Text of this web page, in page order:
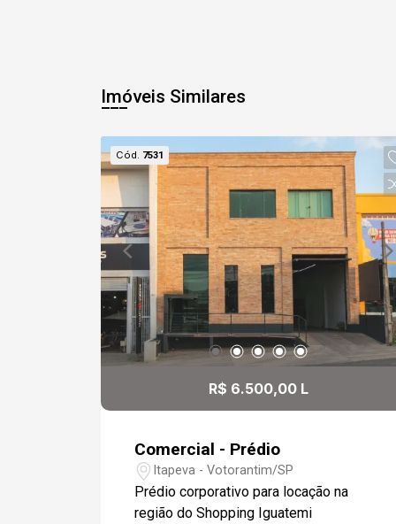
Imóveis Similares
Cód. 7531
R$ 6.500,00 L
Comercial - Prédio
Itapeva - Votorantim/SP
Prédio corporativo para locação na
região do Shopping Iguatemi